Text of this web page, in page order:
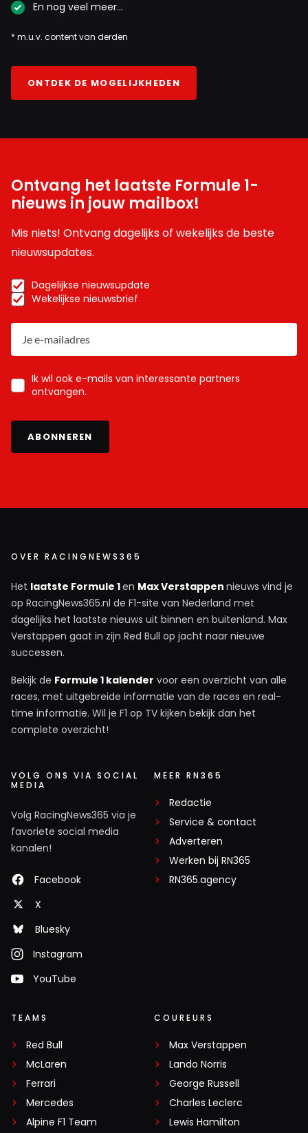
En nog veel meer…
* m.u.v. content van derden
ONTDEK DE MOGELIJKHEDEN
Ontvang het laatste Formule 1-
nieuws in jouw mailbox!
Mis niets! Ontvang dagelijks of wekelijks de beste
nieuwsupdates.
Dagelijkse nieuwsupdate
Wekelijkse nieuwsbrief
Ik wil ook e-mails van interessante partners
ontvangen.
ABONNEREN
OVER RACINGNEWS365
Het laatste Formule 1en Max Verstappen nieuws vind je
op RacingNews365.nl de F1-site van Nederland met
dagelijks het laatste nieuws uit binnen en buitenland. Max
Verstappen gaat in zijn Red Bull op jacht naar nieuwe
successen.
Bekijk de Formule 1 kalender voor een overzicht van alle
races, met uitgebreide informatie van de races en real-
time informatie. Wil je F1 op TV kijken bekijk dan het
complete overzicht!
VOLG ONS VIA SOCIAL
MEDIA
Volg RacingNews365 via je
favoriete social media
kanalen!
Facebook
X
Bluesky
Instagram
YouTube
MEER RN365
Redactie
Service & contact
Adverteren
Werken bij RN365
RN365.agency
TEAMS
Red Bull
McLaren
Ferrari
Mercedes
Alpine F1 Team
COUREURS
Max Verstappen
Lando Norris
George Russell
Charles Leclerc
Lewis Hamilton